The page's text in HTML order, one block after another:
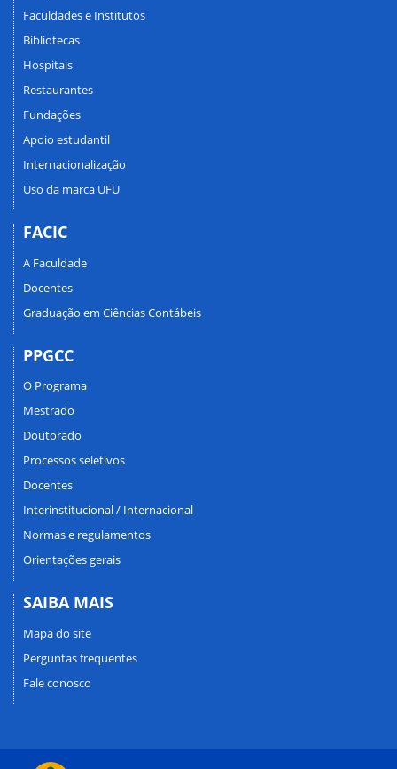
Faculdades e Institutos
Bibliotecas
Hospitais
Restaurantes
Fundações
Apoio estudantil
Internacionalização
Uso da marca UFU
FACIC
A Faculdade
Docentes
Graduação em Ciências Contábeis
PPGCC
O Programa
Mestrado
Doutorado
Processos seletivos
Docentes
Interinstitucional / Internacional
Normas e regulamentos
Orientações gerais
SAIBA MAIS
Mapa do site
Perguntas frequentes
Fale conosco